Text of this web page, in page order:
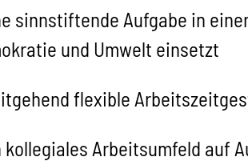
sinnstiftende Aufgabe in
und Umwelt einsetzt
flexible
kollegiales Arbeitsumfeld auf